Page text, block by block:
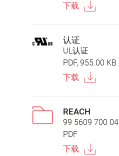
下载
认证
UL认证
PDF, 955.00 KB
下载
REACH
99 5609 700 04
PDF
下载